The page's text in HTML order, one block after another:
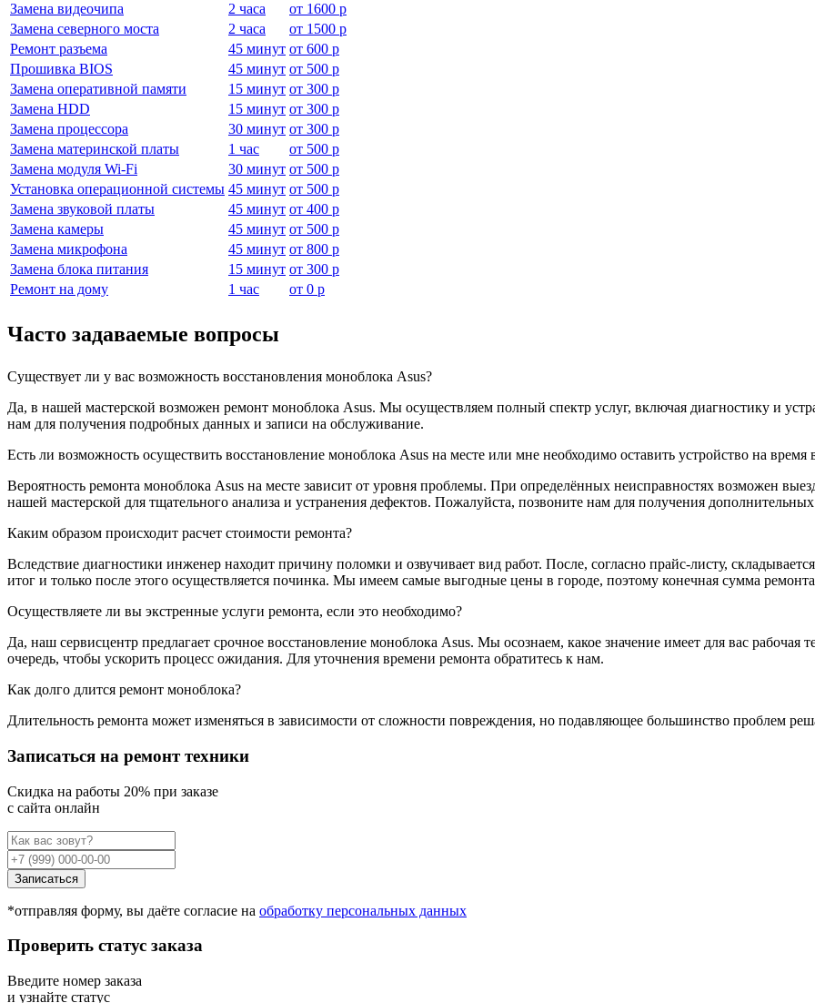
Замена видеочипа
2 часа от 1600 р
Замена северного моста
2 часа от 1500 р
Ремонт разъема
45 минут от 600 р
Прошивка BIOS
45 минут от 500 р
Замена оперативной памяти
15 минут от 300 р
Замена HDD
15 минут от 300 р
Замена процессора
30 минут от 300 р
Замена материнской платы
1 час от 500 р
Замена модуля Wi-Fi
30 минут от 500 р
Установка операционной системы 45 минут от 500 р
Замена звуковой платы
45 минут от 400 р
Замена камеры
45 минут от 500 р
Замена микрофона
45 минут от 800 р
Замена блока питания
15 минут от 300 р
Ремонт на дому
1 час от 0 р
Часто задаваемые вопросы
Существует ли у вас возможность восстановления моноблока Asus?
Да, в нашей мастерской возможен ремонт моноблока Asus. Мы осуществляем полный спектр услуг, включая диагностику и
нам для получения подробных данных и записи на обслуживание.
Есть ли возможность осуществить восстановление моноблока Asus на месте или мне необходимо оставить устройство на время
Вероятность ремонта моноблока Asus на месте зависит от уровня проблемы. При определённых неисправностях возможен
нашей мастерской для тщательного анализа и устранения дефектов. Пожалуйста, позвоните нам для получения
Каким образом происходит расчет стоимости ремонта?
Вследствие диагностики инженер находит причину поломки и озвучивает вид работ. После, согласно прайс-листу,
итог и только после этого осуществляется починка. Мы имеем самые выгодные цены в городе, поэтому конечная сумма
Осуществляете ли вы экстренные услуги ремонта, если это необходимо?
Да, наш сервисцентр предлагает срочное восстановление моноблока Asus. Мы осознаем, какое значение имеет для вас рабочая
очередь, чтобы ускорить процесс ожидания. Для уточнения времени ремонта обратитесь к нам.
Как долго длится ремонт моноблока?
Длительность ремонта может изменяться в зависимости от сложности повреждения, но подавляющее большинство проблем
Записаться на ремонт техники
Cкидка на работы 20% при заказе
с сайта онлайн
Записаться
*отправляя форму, вы даёте согласие на обработку персональных данных
Проверить статус заказа
Введите номер заказа
и узнайте статус